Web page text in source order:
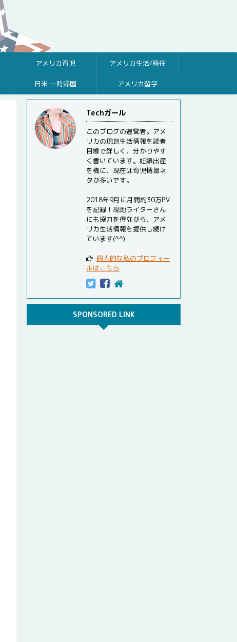
アメリカ育児 アメリカ生活/移住
日米 一時帰国 アメリカ留学
Techガール
このブログの運営者。アメ
リカの現地生活情報を読者
目線で詳しく、分かりやす
く書いています。妊娠出産
を機に、現在は育児情報ネ
タが多いです。
2018年9月に月間約30万PV
を記録！現地ライターさん
にも協力を得ながら、アメ
リカ生活情報を提供し続け
ています(^^)
個人的な私のプロフィー
ルはこちら
SPONSORED LINK